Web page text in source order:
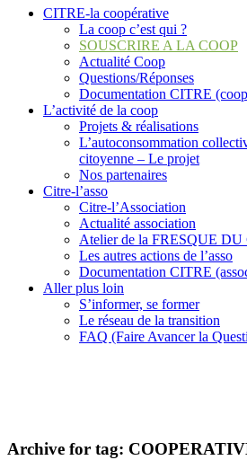
CITRE-la coopérative
La coop c’est qui ?
SOUSCRIRE A LA COOP
Actualité Coop
Questions/Réponses
Documentation CITRE
L’activité de la coop
Projets & réalisations
L’autoconsommation
citoyenne – Le projet
Nos partenaires
Citre-l’asso
Citre-l’Association
Actualité association
Atelier de la FRESQUE
Les autres actions de l’asso
Documentation CITRE
Aller plus loin
S’informer, se former
Le réseau de la transition
FAQ (Faire Avancer la
Archive for tag: